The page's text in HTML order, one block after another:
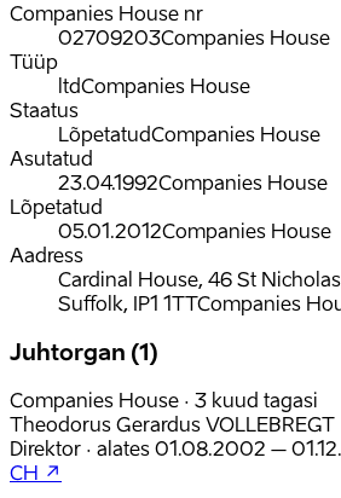
Companies House nr
02709203Companies House
Tüüp
ltdCompanies House
Staatus
LõpetatudCompanies House
Asutatud
23.04.1992Companies House
Lõpetatud
05.01.2012Companies House
Aadress
Cardinal House, 46 St
Suffolk, IP1 1TTCompanies
Juhtorgan (1)
Companies House · 3 kuud tagasi
Theodorus Gerardus VOLLEBREGT
Direktor · alates 01.08.2002 –
CH ↗